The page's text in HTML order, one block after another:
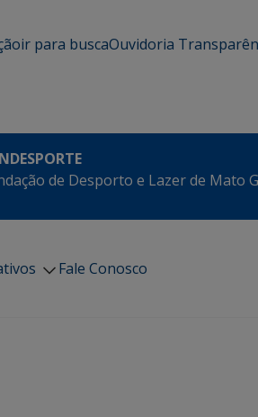
ir para buscaOuvidoria
de Desporto e Lazer de Mato
Fale Conosco